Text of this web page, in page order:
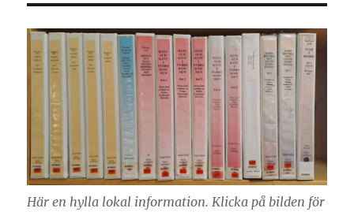
Här en hylla lokal information. Klicka på bilden för